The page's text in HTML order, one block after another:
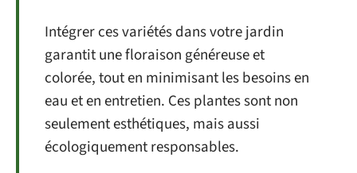
Intégrer ces variétés dans votre jardin
garantit une floraison généreuse et
colorée, tout en minimisant les besoins en
eau et en entretien. Ces plantes sont non
seulement esthétiques, mais aussi
écologiquement responsables.